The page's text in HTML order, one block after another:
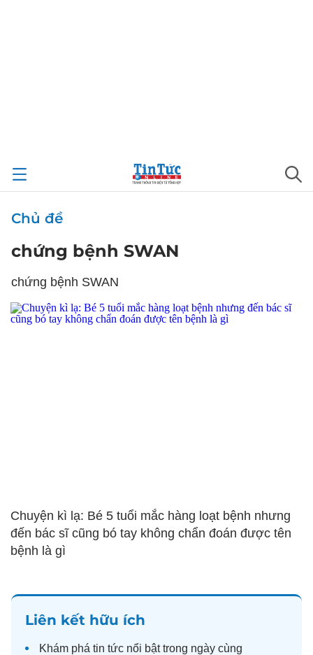
Chủ đề
chứng bệnh SWAN
chứng bệnh SWAN
Chuyện kì lạ: Bé 5 tuổi mắc hàng loạt bệnh nhưng
đến bác sĩ cũng bó tay không chẩn đoán được tên
bệnh là gì
Liên kết hữu ích
Khám phá tin tức nổi bật trong ngày cùng